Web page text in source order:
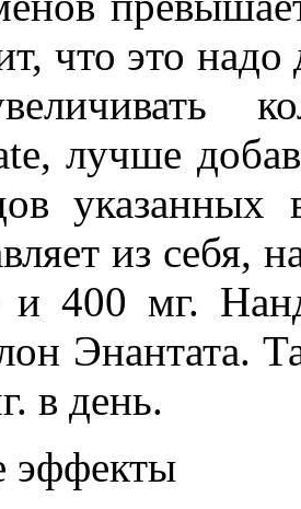
что это
лучше
из себя,
и 400 мг.
Энантата.
в день.
эффекты